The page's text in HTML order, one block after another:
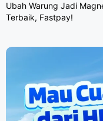
Ubah Warung Jadi
Terbaik, Fastpay!